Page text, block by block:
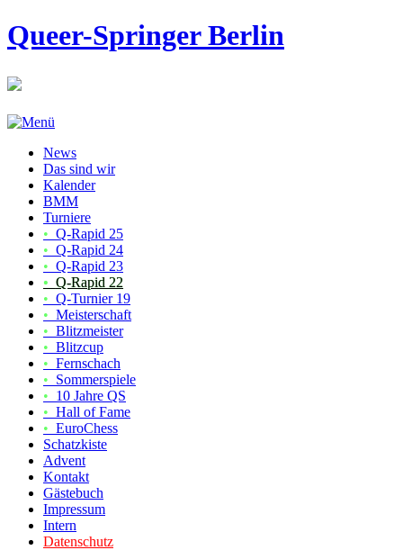
Queer-Springer Berlin
News
Das sind wir
Kalender
BMM
Turniere
• Q-Rapid 25
• Q-Rapid 24
• Q-Rapid 23
• Q-Rapid 22
• Q-Turnier 19
• Meisterschaft
• Blitzmeister
• Blitzcup
• Fernschach
• Sommerspiele
• 10 Jahre QS
• Hall of Fame
• EuroChess
Schatzkiste
Advent
Kontakt
Gästebuch
Impressum
Intern
Datenschutz